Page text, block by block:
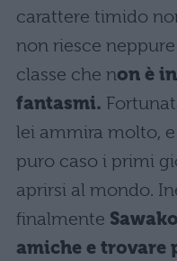
carattere timido
non riesce
classe che non è
fantasmi.
lei ammira molto,
puro caso i primi
aprirsi al mondo.
finalmente
amiche e trovare